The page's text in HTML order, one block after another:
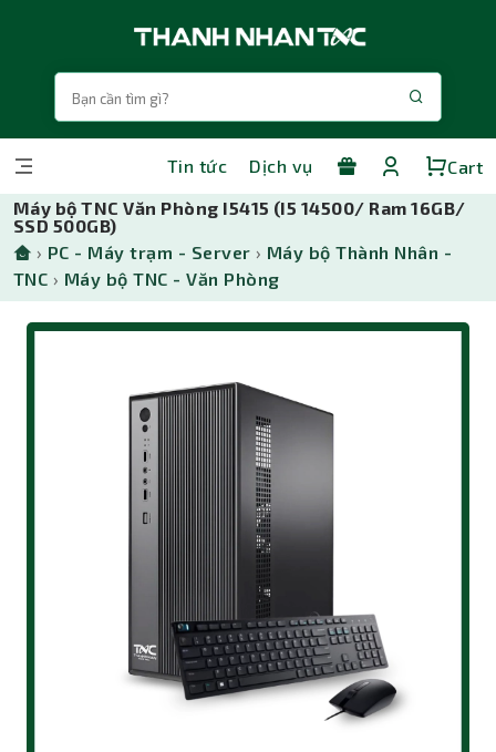
Tin tức Dịch vụ
Cart
Máy bộ TNC Văn Phòng I5415 (I5 14500/ Ram 16GB/
SSD 500GB)
› PC - Máy trạm - Server › Máy bộ Thành Nhân -
TNC › Máy bộ TNC - Văn Phòng